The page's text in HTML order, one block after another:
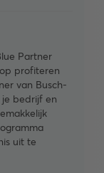
Partner
profiteren
van Busch-
bedrijf en
uit te